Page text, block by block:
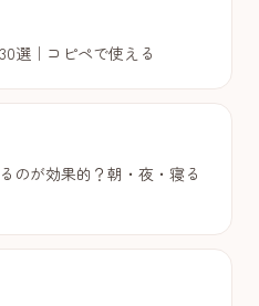
選｜コピペで使える
のが効果的？朝・夜・寝る